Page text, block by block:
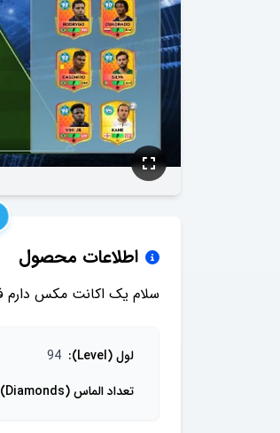
اطلاعات محصول
سلام یک اکانت مکس دارم
لول (Level) :
94
تعداد الماس (Diamonds)